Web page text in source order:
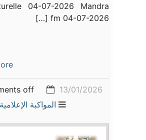
04-07-2026 Mandra
fm 04-07-2026 […]
13/01/2026
off
المواكبة الإعلامية